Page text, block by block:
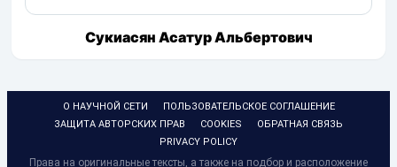
Сукиасян Асатур Альбертович
О НАУЧНОЙ СЕТИ
ПОЛЬЗОВАТЕЛЬСКОЕ СОГЛАШЕНИЕ
ЗАЩИТА АВТОРСКИХ ПРАВ
COOKIES
ОБРАТНАЯ СВЯЗЬ
PRIVACY POLICY
Права на оригинальные тексты, а также на подбор и расположение